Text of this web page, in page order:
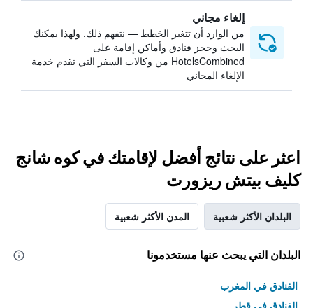
إلغاء مجاني
من الوارد أن تتغير الخطط — نتفهم ذلك. ولهذا يمكنك
البحث وحجز فنادق وأماكن إقامة على
HotelsCombined من وكالات السفر التي تقدم خدمة
الإلغاء المجاني
اعثر على نتائج أفضل لإقامتك في كوه شانج
كليف بيتش ريزورت
البلدان الأكثر شعبية المدن الأكثر شعبية
البلدان التي يبحث عنها مستخدمونا
الفنادق في المغرب
الفنادق في قطر